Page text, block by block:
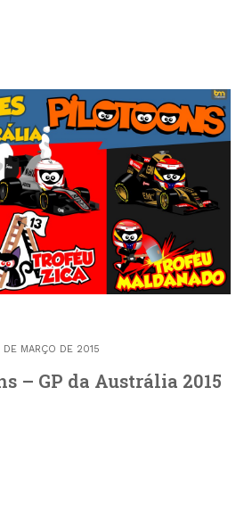
DE MARÇO DE 2015
– GP da Austrália 2015